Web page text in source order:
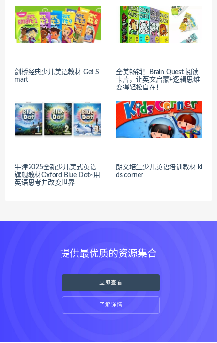
剑桥经典少儿美语教材 Get S
mart
全美畅销！Brain Quest 阅读
卡片，让英文启蒙+逻辑思维
变得轻松自在！
牛津2025全新少儿美式英语
旗舰教材Oxford Blue Dot~用
英语思考并改变世界
朗文培生少儿英语培训教材 ki
ds corner
提供最优质的资源集合
立即查看
了解详情